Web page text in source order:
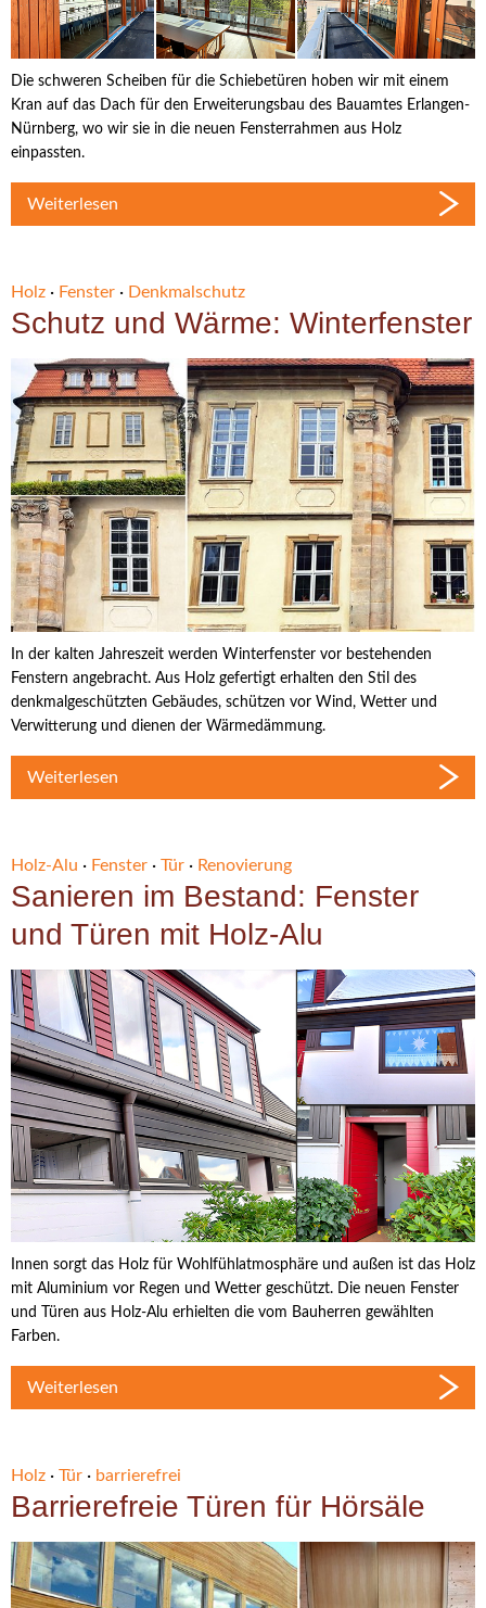
Die schweren Scheiben für die Schiebetüren hoben wir mit einem
Kran auf das Dach für den Erweiterungsbau des Bauamtes Erlangen-
Nürnberg, wo wir sie in die neuen Fensterrahmen aus Holz
einpassten.
Weiterlesen
Holz · Fenster · Denkmalschutz
Schutz und Wärme: Winterfenster
In der kalten Jahreszeit werden Winterfenster vor bestehenden
Fenstern angebracht. Aus Holz gefertigt erhalten den Stil des
denkmalgeschützten Gebäudes, schützen vor Wind, Wetter und
Verwitterung und dienen der Wärmedämmung.
Weiterlesen
Holz-Alu · Fenster · Tür · Renovierung
Sanieren im Bestand: Fenster
und Türen mit Holz-Alu
Innen sorgt das Holz für Wohlfühlatmosphäre und außen ist das Holz
mit Aluminium vor Regen und Wetter geschützt. Die neuen Fenster
und Türen aus Holz-Alu erhielten die vom Bauherren gewählten
Farben.
Weiterlesen
Holz · Tür · barrierefrei
Barrierefreie Türen für Hörsäle